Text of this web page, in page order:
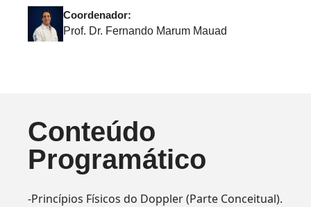
Coordenador:
Prof. Dr. Fernando Marum Mauad
Conteúdo
Programático
-Princípios Físicos do Doppler (Parte Conceitual).